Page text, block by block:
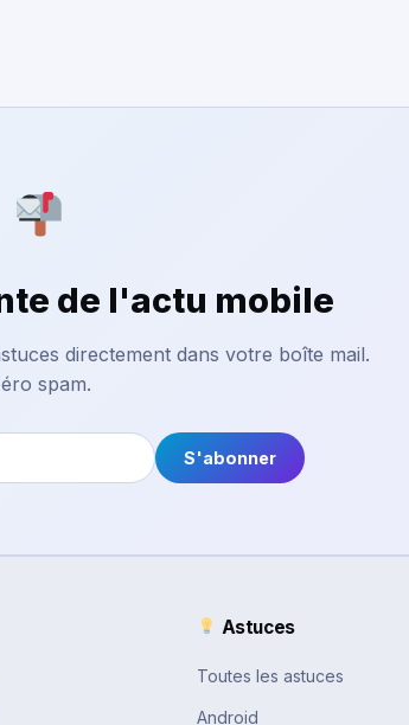
de l'actu mobile
directement dans votre boîte mail.
spam.
S'abonner
Astuces
Toutes les astuces
Android